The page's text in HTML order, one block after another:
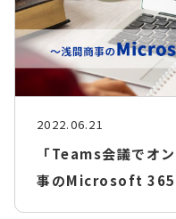
2022.06.21
「Teams会議でオ
事のMicrosoft 365